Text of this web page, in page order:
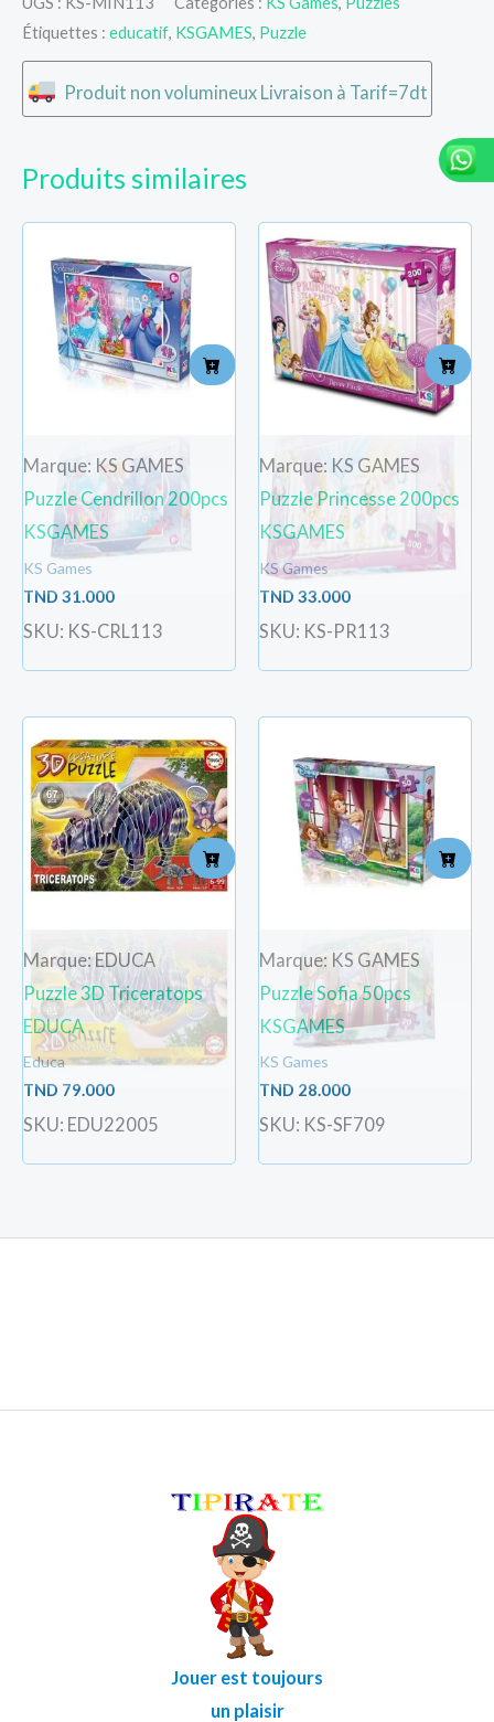
Étiquettes : educatif, KSGAMES, Puzzle
Produit non volumineux Livraison à Tarif=7dt
Produits similaires
Marque: KS GAMES
Puzzle Cendrillon 200pcs
KSGAMES
KS Games
TND 31.000
SKU: KS-CRL113
Marque: KS GAMES
Puzzle Princesse 200pcs
KSGAMES
KS Games
TND 33.000
SKU: KS-PR113
Marque: EDUCA
Puzzle 3D Triceratops
EDUCA
Educa
TND 79.000
SKU: EDU22005
Marque: KS GAMES
Puzzle Sofia 50pcs
KSGAMES
KS Games
TND 28.000
SKU: KS-SF709
Jouer est toujours
un plaisir